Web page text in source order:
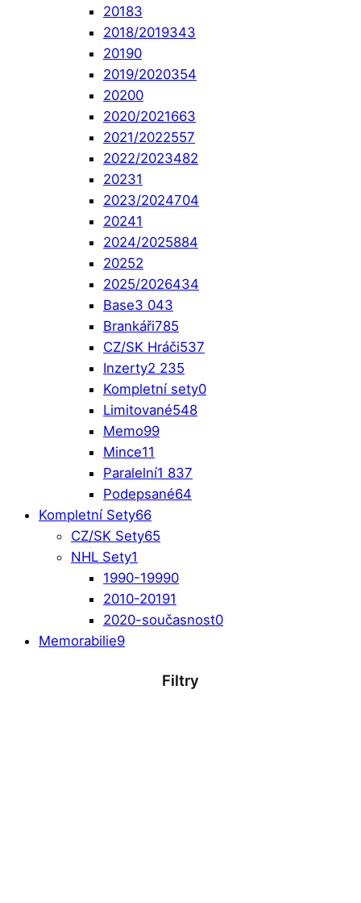
20183
2018/2019343
20190
2019/2020354
20200
2020/2021663
2021/2022557
2022/2023482
20231
2023/2024704
20241
2024/2025884
20252
2025/2026434
Base3 043
Brankáři785
CZ/SK Hráči537
Inzerty2 235
Kompletní sety0
Limitované548
Memo99
Mince11
Paralelní1 837
Podepsané64
Kompletní Sety66
CZ/SK Sety65
NHL Sety1
1990-19990
2010-20191
2020-současnost0
Memorabilie9
Filtry